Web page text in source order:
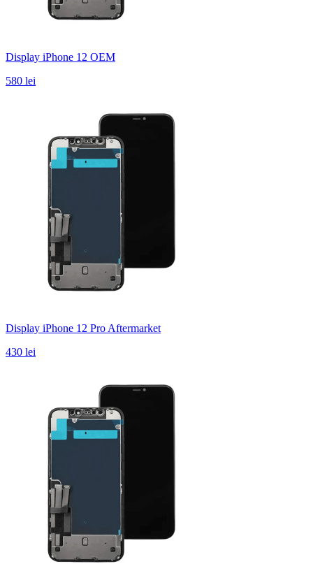
Display iPhone 12 OEM
580 lei
Display iPhone 12 Pro Aftermarket
430 lei